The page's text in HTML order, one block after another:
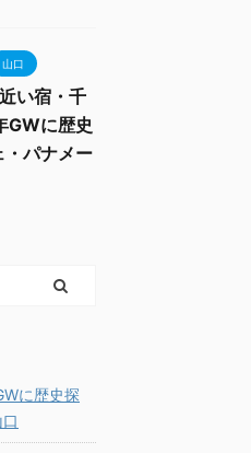
山口
い宿・千
GWに歴史
パナメー
に歴史探